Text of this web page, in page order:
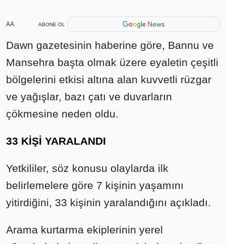
AA ABONE OL
Dawn gazetesinin haberine göre, Bannu ve
Mansehra başta olmak üzere eyaletin çeşitli
bölgelerini etkisi altına alan kuvvetli rüzgar
ve yağışlar, bazı çatı ve duvarların
çökmesine neden oldu.
33 KİŞİ YARALANDI
Yetkililer, söz konusu olaylarda ilk
belirlemelere göre 7 kişinin yaşamını
yitirdiğini, 33 kişinin yaralandığını açıkladı.
Arama kurtarma ekiplerinin yerel